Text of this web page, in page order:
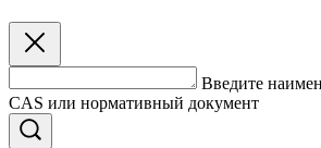
Введите
CAS или нормативный документ